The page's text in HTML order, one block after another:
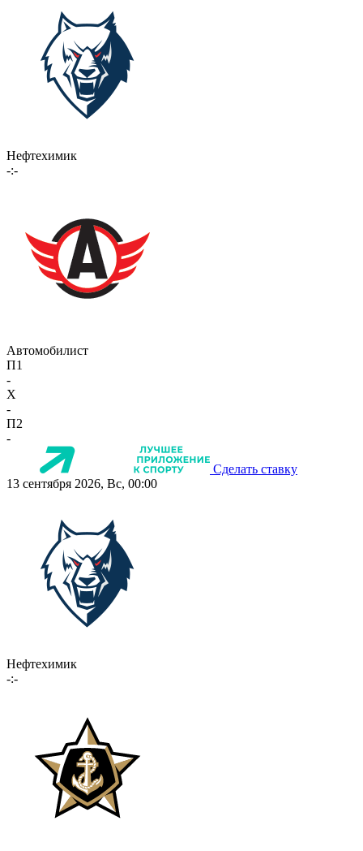
Нефтехимик
-:-
Автомобилист
П1
-
X
-
П2
-
Сделать ставку
13 сентября 2026, Вс, 00:00
Нефтехимик
-:-